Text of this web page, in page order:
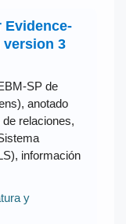
Evidence-
version 3
SP de
anotado
relaciones,
información
y